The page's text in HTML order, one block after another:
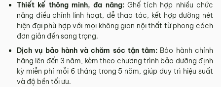
Thiết kế thông minh, đa năng:Ghế tích hợp nhiều chức
năng điều chỉnh linh hoạt, dễ thao tác, kết hợp đường nét
hiện đại phù hợp với mọi không gian nội thất từ phong cách
đơn giản đến sang trọng.
Dịch vụ bảo hành và chăm sóc tận tâm: Bảo hành chính
hãng lên đến 3 năm, kèm theo chương trình bảo dưỡng định
kỳ miễn phí mỗi 6 tháng trong 5 năm, giúp duy trì hiệu suất
và độ bền tối ưu.